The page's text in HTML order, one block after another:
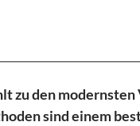
zu den
sind einem